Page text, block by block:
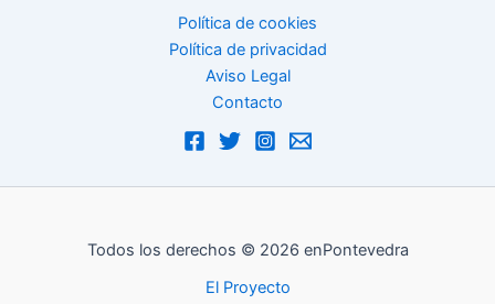
Política de cookies
Política de privacidad
Aviso Legal
Contacto
Todos los derechos © 2026 enPontevedra
El Proyecto